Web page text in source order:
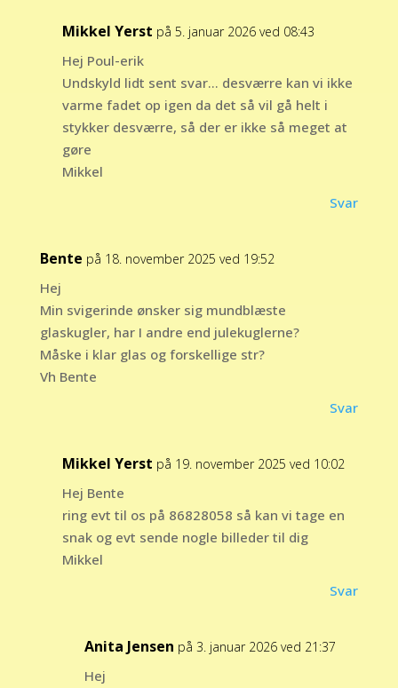
Mikkel Yerst på 5. januar 2026 ved 08:43
Hej Poul-erik
Undskyld lidt sent svar… desværre kan vi ikke
varme fadet op igen da det så vil gå helt i
stykker desværre, så der er ikke så meget at
gøre
Mikkel
Svar
Bente på 18. november 2025 ved 19:52
Hej
Min svigerinde ønsker sig mundblæste
glaskugler, har I andre end julekuglerne?
Måske i klar glas og forskellige str?
Vh Bente
Svar
Mikkel Yerst på 19. november 2025 ved 10:02
Hej Bente
ring evt til os på 86828058 så kan vi tage en
snak og evt sende nogle billeder til dig
Mikkel
Svar
Anita Jensen på 3. januar 2026 ved 21:37
Hej